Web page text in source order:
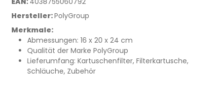
Hersteller:PolyGroup
Merkmale:
Abmessungen: 16 x 20 x 24 cm
Qualität der Marke PolyGroup
Lieferumfang: Kartuschenfilter, Filterkartusche,
Schläuche, Zubehör